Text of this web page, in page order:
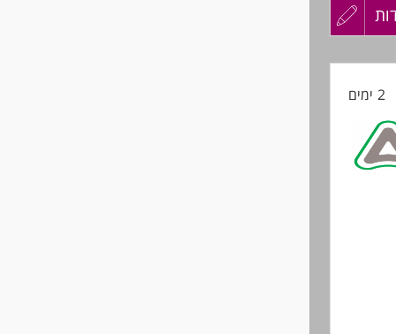
- חובה
עדכון
2 ימים